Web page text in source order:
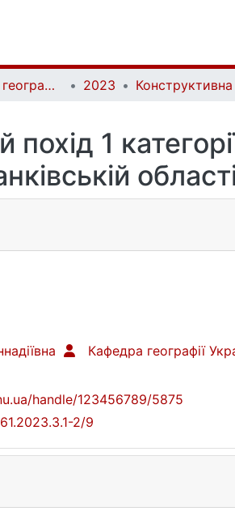
Конструктивна географія та раціональне використання природних ресурсів | Constructive geography and rational use of natural resources 2023
1
Кафедра географії
handle/123456789/5875
2/9